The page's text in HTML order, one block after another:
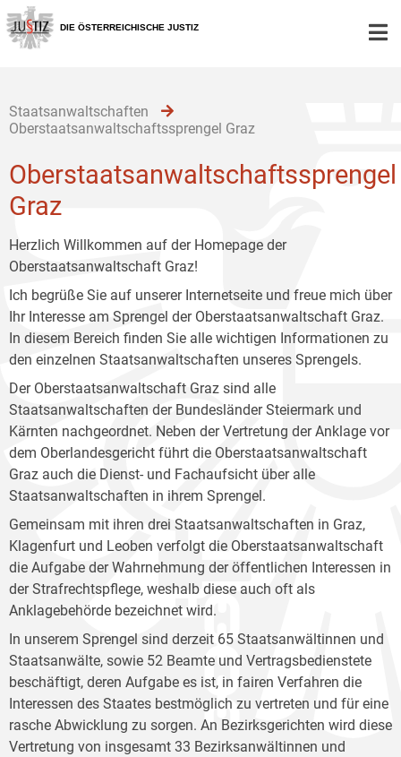
Zur
Hauptnavigation
[1]
Zum
Inhalt
[2]
Zum
Untermenü
[3]
DIE ÖSTERREICHISCHE JUSTIZ
Staatsanwaltschaften
Oberstaatsanwaltschaftssprengel Graz
Oberstaatsanwaltschaftssprengel
Graz
Herzlich Willkommen auf der Homepage der
Oberstaatsanwaltschaft Graz!
Ich begrüße Sie auf unserer Internetseite und freue mich über
Ihr Interesse am Sprengel der Oberstaatsanwaltschaft Graz.
In diesem Bereich finden Sie alle wichtigen Informationen zu
den einzelnen Staatsanwaltschaften unseres Sprengels.
Der Oberstaatsanwaltschaft Graz sind alle
Staatsanwaltschaften der Bundesländer Steiermark und
Kärnten nachgeordnet. Neben der Vertretung der Anklage vor
dem Oberlandesgericht führt die Oberstaatsanwaltschaft
Graz auch die Dienst- und Fachaufsicht über alle
Staatsanwaltschaften in ihrem Sprengel.
Gemeinsam mit ihren drei Staatsanwaltschaften in Graz,
Klagenfurt und Leoben verfolgt die Oberstaatsanwaltschaft
die Aufgabe der Wahrnehmung der öffentlichen Interessen in
der Strafrechtspflege, weshalb diese auch oft als
Anklagebehörde bezeichnet wird.
In unserem Sprengel sind derzeit 65 Staatsanwältinnen und
Staatsanwälte, sowie 52 Beamte und Vertragsbedienstete
beschäftigt, deren Aufgabe es ist, in fairen Verfahren die
Interessen des Staates bestmöglich zu vertreten und für eine
rasche Abwicklung zu sorgen. An Bezirksgerichten wird diese
Vertretung von insgesamt 33 Bezirksanwältinnen und